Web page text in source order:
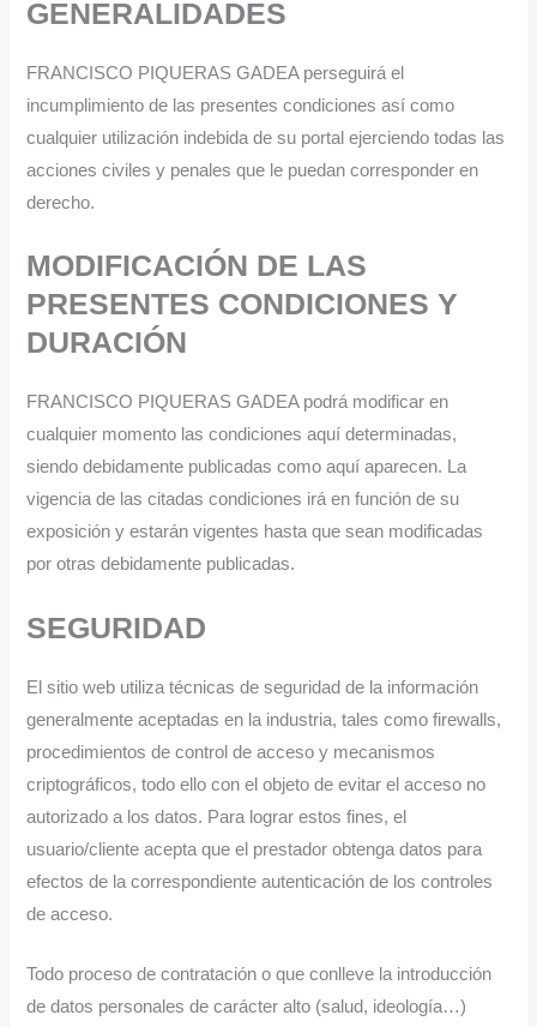
GENERALIDADES
FRANCISCO PIQUERAS GADEA perseguirá el
incumplimiento de las presentes condiciones así como
cualquier utilización indebida de su portal ejerciendo todas las
acciones civiles y penales que le puedan corresponder en
derecho.
MODIFICACIÓN DE LAS
PRESENTES CONDICIONES Y
DURACIÓN
FRANCISCO PIQUERAS GADEA podrá modificar en
cualquier momento las condiciones aquí determinadas,
siendo debidamente publicadas como aquí aparecen. La
vigencia de las citadas condiciones irá en función de su
exposición y estarán vigentes hasta que sean modificadas
por otras debidamente publicadas.
SEGURIDAD
El sitio web utiliza técnicas de seguridad de la información
generalmente aceptadas en la industria, tales como firewalls,
procedimientos de control de acceso y mecanismos
criptográficos, todo ello con el objeto de evitar el acceso no
autorizado a los datos. Para lograr estos fines, el
usuario/cliente acepta que el prestador obtenga datos para
efectos de la correspondiente autenticación de los controles
de acceso.
Todo proceso de contratación o que conlleve la introducción
de datos personales de carácter alto (salud, ideología…)